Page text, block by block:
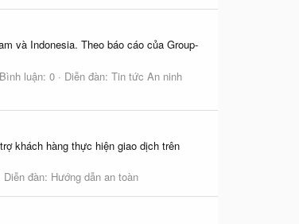
và Indonesia. Theo báo cáo của Group-
Bình luận: 0 Diễn đàn: Tin tức An ninh
khách hàng thực hiện giao dịch trên
Diễn đàn: Hướng dẫn an toàn